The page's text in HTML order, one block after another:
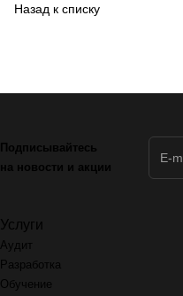
Назад к списку
Подписывайтесь
на новости и акции
Услуги
Аудит
Разработка
Обучение